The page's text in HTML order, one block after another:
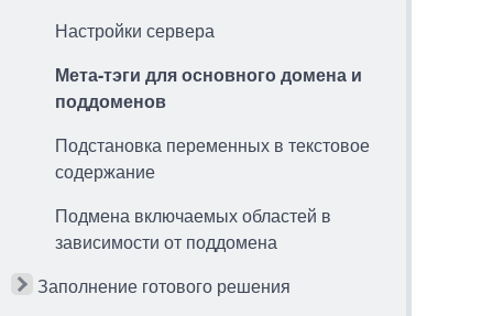
Настройки сервера
Мета-тэги для основного домена и
поддоменов
Подстановка переменных в текстовое
содержание
Подмена включаемых областей в
зависимости от поддомена
Заполнение готового решения